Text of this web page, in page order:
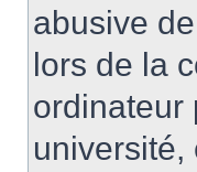
abusive
lors de la
ordinateur
université,